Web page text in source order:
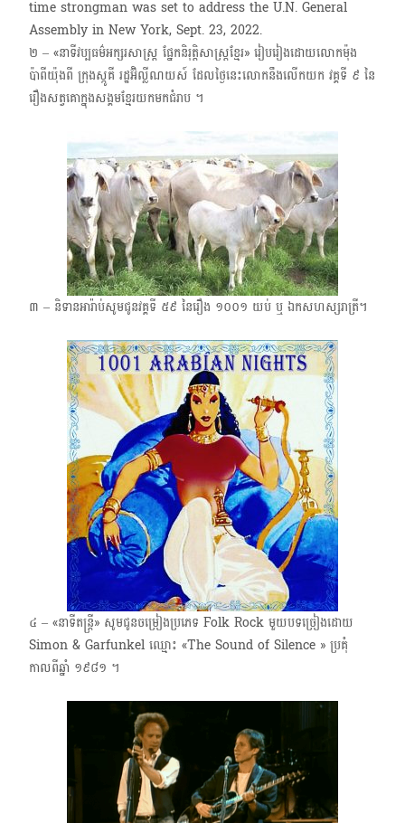
២ – «នាទីវប្បធម៌អក្សរសាស្ត្រ ផ្នែកនិរុត្តិសាស្ត្រខ្មែរ» រៀបរៀងដោយលោកម៉ុង
ប៉ាពីយ៉ុងពី ក្រុងស្កូគី រដ្ឋអ៊ិល្លីណយស៍ ដែលថ្ងៃនេះលោកនឹងលើកយក វគ្គទី ៩ នៃ
រឿងសត្វគោក្នុងសង្គមខ្មែរ​យក​មក​ជំរាប ។
៣ – ​និទានអារ៉ាប់សូមជូនវគ្គទី ៥៩ ​នៃរឿង​ ១០០១ ​យប់ ​ឬ ឯកសហស្សរាត្រី។
៤ – «នាទីតន្ត្រី» សូមជូនចម្រៀងប្រភេទ Folk Rock មួយបទច្រៀងដោយ
Simon & Garfunkel ឈ្មោះ​ «The Sound of Silence » ប្រគុំ
កាលពីឆ្នាំ ​១៩៨១ ។